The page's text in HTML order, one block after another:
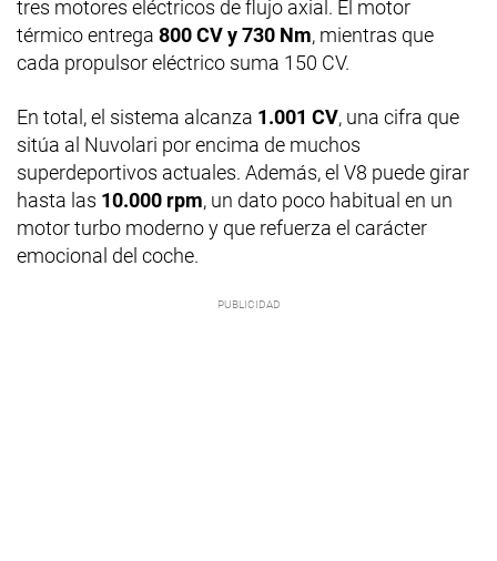
tres motores eléctricos de flujo axial. El motor
térmico entrega 800 CV y 730 Nm, mientras que
cada propulsor eléctrico suma 150 CV.
En total, el sistema alcanza 1.001 CV, una cifra que
sitúa al Nuvolari por encima de muchos
superdeportivos actuales. Además, el V8 puede girar
hasta las 10.000 rpm, un dato poco habitual en un
motor turbo moderno y que refuerza el carácter
emocional del coche.